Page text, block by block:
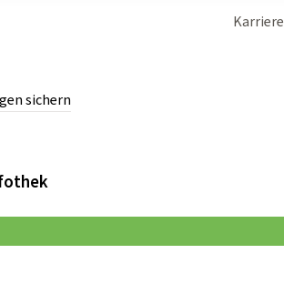
sichern
Karriere